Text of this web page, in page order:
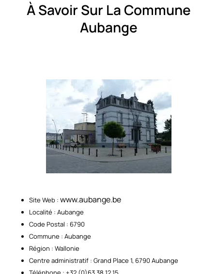
À Savoir Sur La Commune
Aubange
Site Web : www.aubange.be
Localité : Aubange
Code Postal : 6790
Commune : Aubange
Région : Wallonie
Centre administratif : Grand Place 1, 6790 Aubange